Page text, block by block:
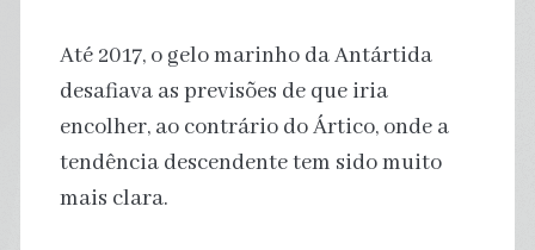
Até 2017, o gelo marinho da Antártida
desafiava as previsões de que iria
encolher, ao contrário do Ártico, onde a
tendência descendente tem sido muito
mais clara.